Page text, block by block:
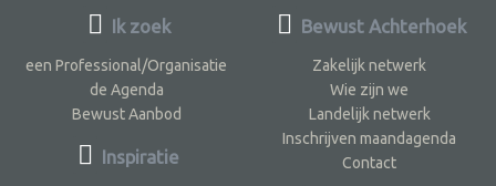
Ik zoek
een Professional/Organisatie
de Agenda
Bewust Aanbod
Inspiratie
Bewust Achterhoek
Zakelijk netwerk
Wie zijn we
Landelijk netwerk
Inschrijven maandagenda
Contact